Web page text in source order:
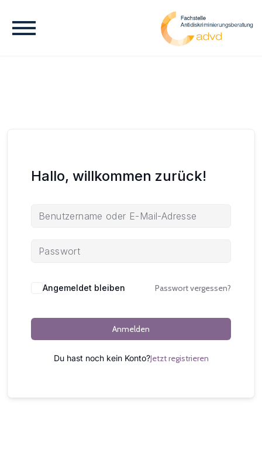
Hallo, willkommen zurück!
Alternative:
Angemeldet bleiben Passwort vergessen?
Anmelden
Du hast noch kein Konto?Jetzt registrieren